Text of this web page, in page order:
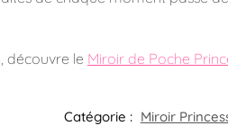
découvre le Miroir de Poche
Catégorie : Miroir